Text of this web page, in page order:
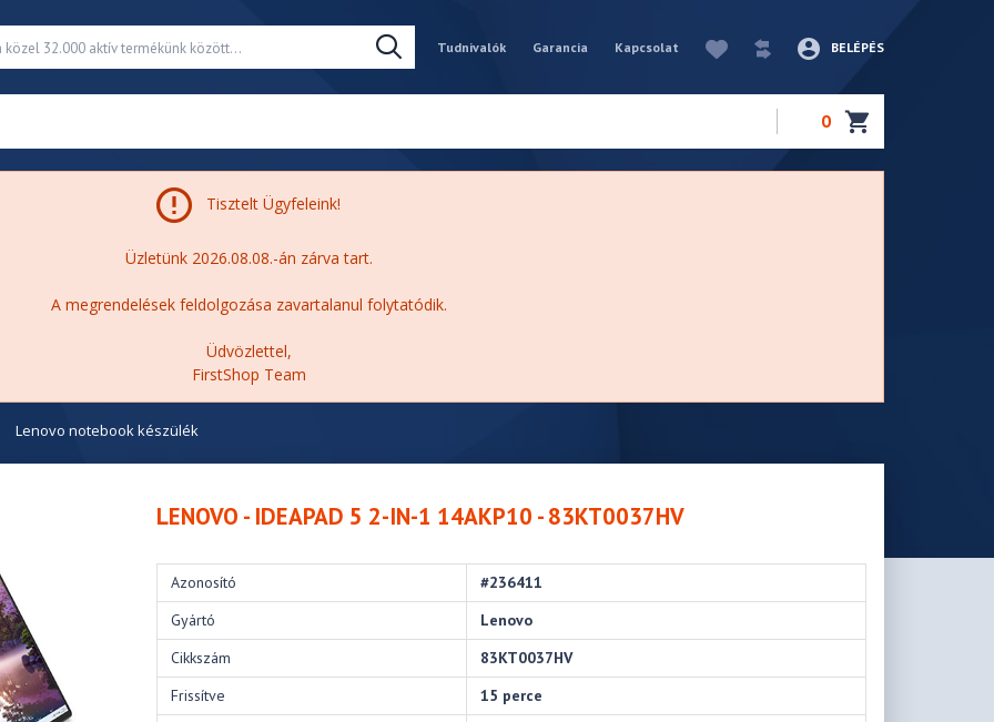
Tudnivalók Garancia Kapcsolat BELÉPÉS
0
Tisztelt Ügyfeleink!
Üzletünk 2026.08.08.-án zárva tart.
A megrendelések feldolgozása zavartalanul folytatódik.
Üdvözlettel,
FirstShop Team
Lenovo notebook készülék
LENOVO - IDEAPAD 5 2-IN-1 14AKP10 - 83KT0037HV
Azonosító
#236411
Gyártó
Lenovo
Cikkszám
83KT0037HV
Frissítve
15 perce